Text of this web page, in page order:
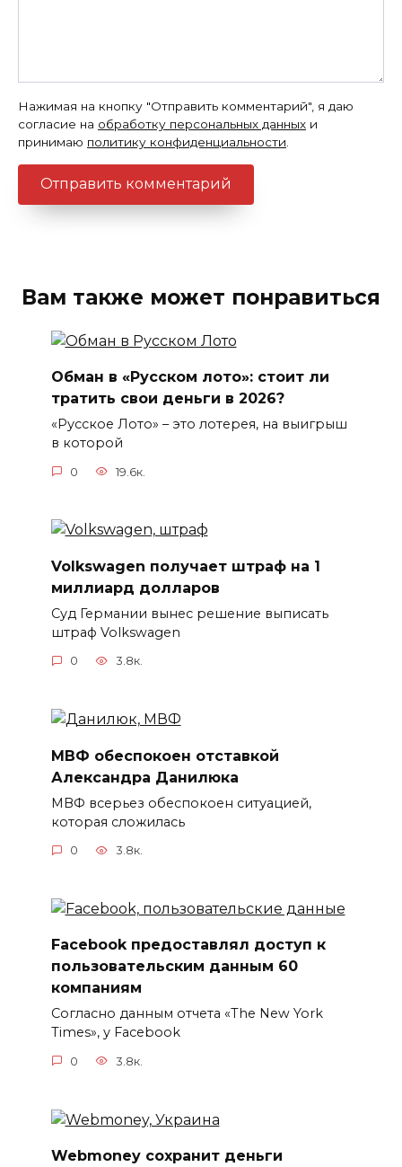
Нажимая на кнопку "Отправить комментарий", я даю
согласие на обработку персональных данных и
принимаю политику конфиденциальности
Вам также может понравиться
Обман в «Русском лото»: стоит ли
тратить свои деньги в 2026?
«Русское Лото» – это лотерея, на выигрыш
в которой
0 19.6к.
Volkswagen получает штраф на 1
миллиард долларов
Суд Германии вынес решение выписать
штраф Volkswagen
0 3.8к.
МВФ обеспокоен отставкой
Александра Данилюка
МВФ всерьез обеспокоен ситуацией,
которая сложилась
0 3.8к.
Facebook предоставлял доступ к
пользовательским данным 60
компаниям
Согласно данным отчета «The New York
Times», у Facebook
0 3.8к.
Webmoney сохранит деньги